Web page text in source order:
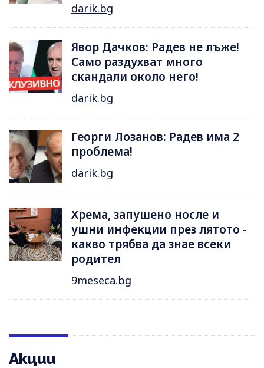
darik.bg
Явор Дачков: Радев не лъже!
Само раздухват много
скандали около него!
darik.bg
Георги Лозанов: Радев има 2
проблема!
darik.bg
Хрема, запушено носле и
ушни инфекции през лятотo -
какво трябва да знае всеки
родител
9meseca.bg
Акции